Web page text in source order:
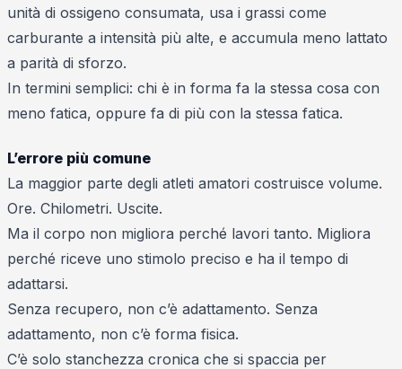
unità di ossigeno consumata, usa i grassi come
carburante a intensità più alte, e accumula meno lattato
a parità di sforzo.
In termini semplici: chi è in forma fa la stessa cosa con
meno fatica, oppure fa di più con la stessa fatica.
L’errore più comune
La maggior parte degli atleti amatori costruisce volume.
Ore. Chilometri. Uscite.
Ma il corpo non migliora perché lavori tanto. Migliora
perché riceve uno stimolo preciso e ha il tempo di
adattarsi.
Senza recupero, non c’è adattamento. Senza
adattamento, non c’è forma fisica.
C’è solo stanchezza cronica che si spaccia per